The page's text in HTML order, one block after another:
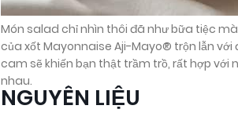
Món salad chỉ nhìn thôi đã như bữa tiệc
của xốt Mayonnaise Aji-Mayo® trộn lẫn
cam sẽ khiến bạn thật trầm trồ, rất hợp với
nhau.
NGUYÊN LIỆU